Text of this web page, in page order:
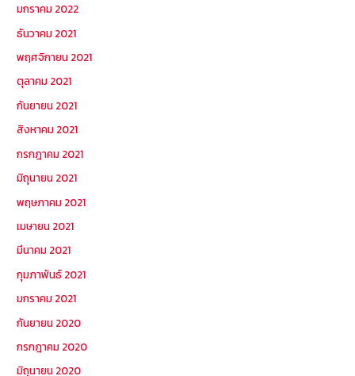
มกราคม 2022
ธันวาคม 2021
พฤศจิกายน 2021
ตุลาคม 2021
กันยายน 2021
สิงหาคม 2021
กรกฎาคม 2021
มิถุนายน 2021
พฤษภาคม 2021
เมษายน 2021
มีนาคม 2021
กุมภาพันธ์ 2021
มกราคม 2021
กันยายน 2020
กรกฎาคม 2020
มิถุนายน 2020